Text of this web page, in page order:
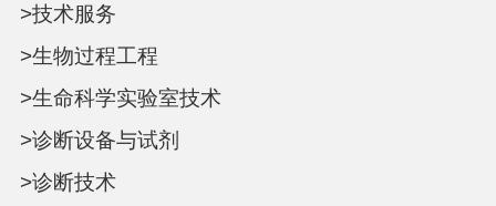
>技术服务
>生物过程工程
>生命科学实验室技术
>诊断设备与试剂
>诊断技术